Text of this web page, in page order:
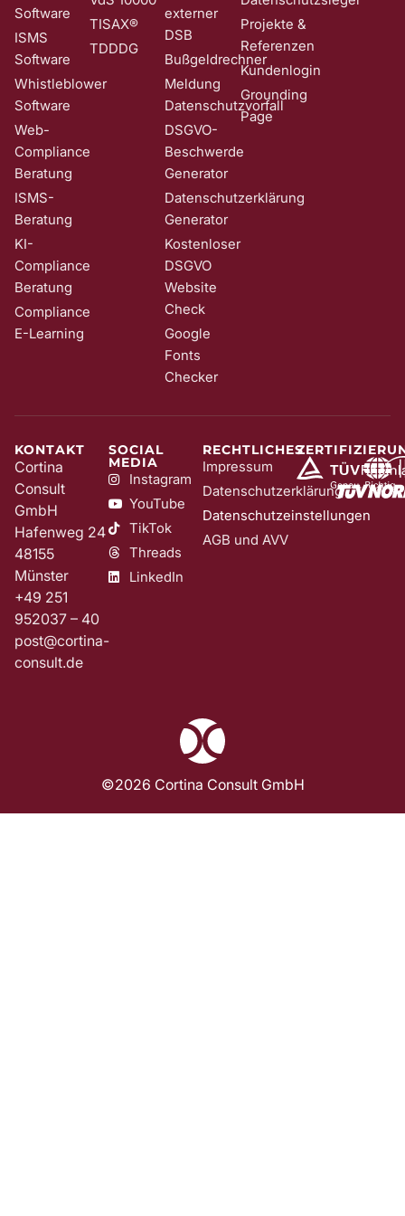
Software
ISMS
Software
Whistleblower
Software
Web-
Compliance
Beratung
ISMS-
Beratung
KI-
Compliance
Beratung
Compliance
E-Learning
TISAX®
TDDDG
externer
DSB
Bußgeldrechner
Meldung
Datenschutzvorfall
DSGVO-
Beschwerde
Generator
Datenschutzerklärung
Generator
Kostenloser
DSGVO
Website
Check
Google
Fonts
Checker
Projekte &
Referenzen
Kundenlogin
Grounding
Page
KONTAKT
Cortina
Consult
GmbH
Hafenweg 24
48155
Münster
+49 251
952037 – 40
post@cortina-
consult.de
SOCIAL
MEDIA
Instagram
YouTube
TikTok
Threads
LinkedIn
RECHTLICHES
Impressum
Datenschutzerklärung
Datenschutzeinstellungen
AGB und AVV
©2026 Cortina Consult GmbH